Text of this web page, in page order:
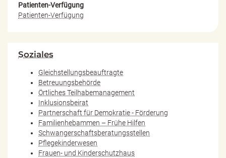
Patienten-Verfügung
Patienten-Verfügung
Soziales
Gleichstellungsbeauftragte
Betreuungsbehörde
Örtliches Teilhabemanagement
Inklusionsbeirat
Partnerschaft für Demokratie - Förderung
Familienhebammen – Frühe Hilfen
Schwangerschaftsberatungsstellen
Pflegekinderwesen
Frauen- und Kinderschutzhaus